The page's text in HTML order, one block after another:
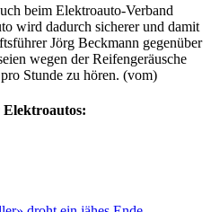
beim Elektroauto-Verband
wird dadurch sicherer und damit
Jörg Beckmann gegenüber
wegen der Reifengeräusche
Stunde zu hören. (vom)